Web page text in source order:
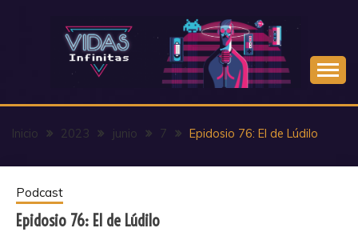
Inicio 2023 junio 7 Epidosio 76: El de Lúdilo
Podcast
Epidosio 76: El de Lúdilo